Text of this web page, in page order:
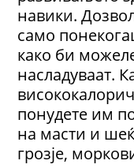
навики.
само
како би
насладуваат.
понудете им
на масти и
грозје,